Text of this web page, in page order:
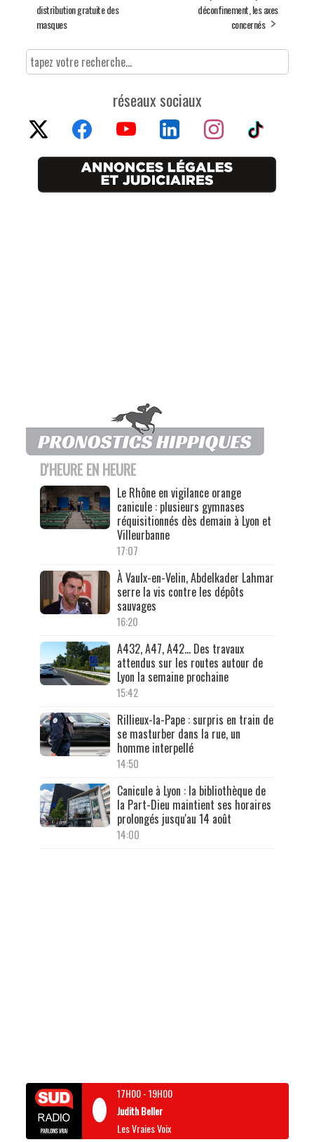
distribution gratuite des
masques
déconfinement, les axes
concernés
réseaux sociaux
D'HEURE EN HEURE
Le Rhône en vigilance orange
canicule : plusieurs gymnases
réquisitionnés dès demain à Lyon et
Villeurbanne
17:07
À Vaulx-en-Velin, Abdelkader Lahmar
serre la vis contre les dépôts
sauvages
16:20
A432, A47, A42… Des travaux
attendus sur les routes autour de
Lyon la semaine prochaine
15:42
Rillieux-la-Pape : surpris en train de
se masturber dans la rue, un
homme interpellé
14:50
Canicule à Lyon : la bibliothèque de
la Part-Dieu maintient ses horaires
prolongés jusqu'au 14 août
14:00
17H00-19H00
Judith Beller
Les Vraies Voix